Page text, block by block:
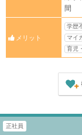
間
メリット
学歴
マイ
育児
正社員